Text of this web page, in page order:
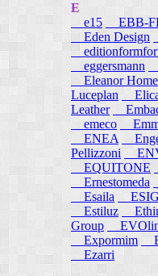
E
e15 EBB-
Eden Design
eggersmann
Eleanor Home
Luceplan
Leather
emeco
ENEA
Pellizzoni
EQUITONE
Ernestomeda
Esaila
Estiluz
Group
Expormim
Ezarri